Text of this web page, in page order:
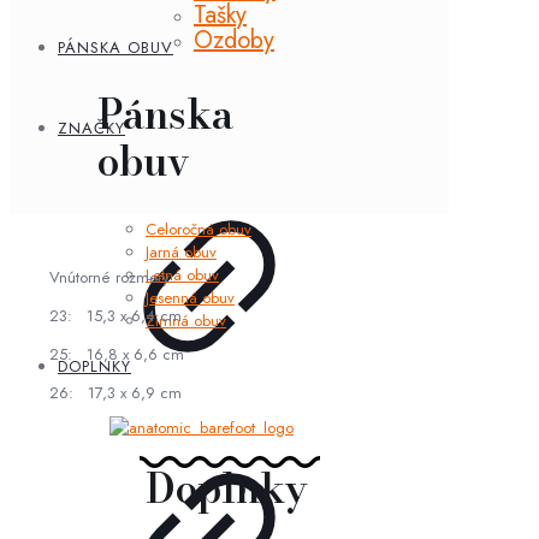
Tašky
Ozdoby
ZNAČKY
PÁNSKA OBUV
Pánska
obuv
Celoročná obuv
Jarná obuv
Letná obuv
Jesenná obuv
Zimná obuv
DOPLNKY
Doplnky
Vnútorné rozmery:
23: 15,3 x 6,4 cm
25: 16,8 x 6,6 cm
26: 17,3 x 6,9 cm